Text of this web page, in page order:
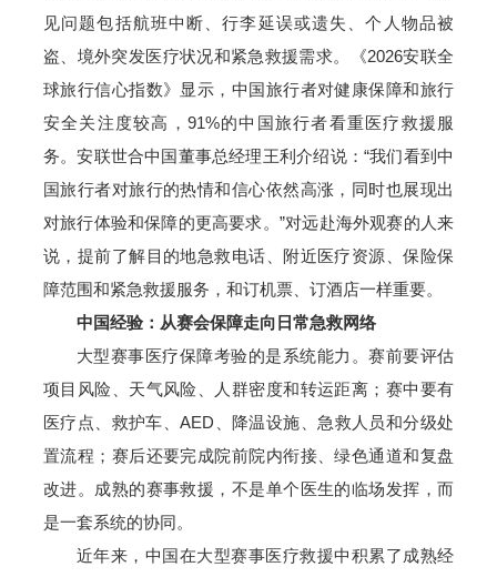
见问题包括航班中断、行李延误或遗失、个人物品被
盗、境外突发医疗状况和紧急救援需求。《2026安联全
球旅行信心指数》显示，中国旅行者对健康保障和旅行
安全关注度较高，91%的中国旅行者看重医疗救援服
务。安联世合中国董事总经理王利介绍说：“我们看到中
国旅行者对旅行的热情和信心依然高涨，同时也展现出
对旅行体验和保障的更高要求。”对远赴海外观赛的人来
说，提前了解目的地急救电话、附近医疗资源、保险保
障范围和紧急救援服务，和订机票、订酒店一样重要。
中国经验：从赛会保障走向日常急救网络
大型赛事医疗保障考验的是系统能力。赛前要评估
项目风险、天气风险、人群密度和转运距离；赛中要有
医疗点、救护车、AED、降温设施、急救人员和分级处
置流程；赛后还要完成院前院内衔接、绿色通道和复盘
改进。成熟的赛事救援，不是单个医生的临场发挥，而
是一套系统的协同。
近年来，中国在大型赛事医疗救援中积累了成熟经